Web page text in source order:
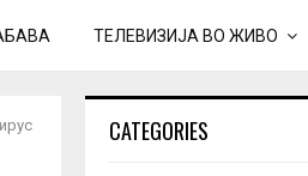
ТЕЛЕВИЗИЈА ВО ЖИВО
CATEGORIES